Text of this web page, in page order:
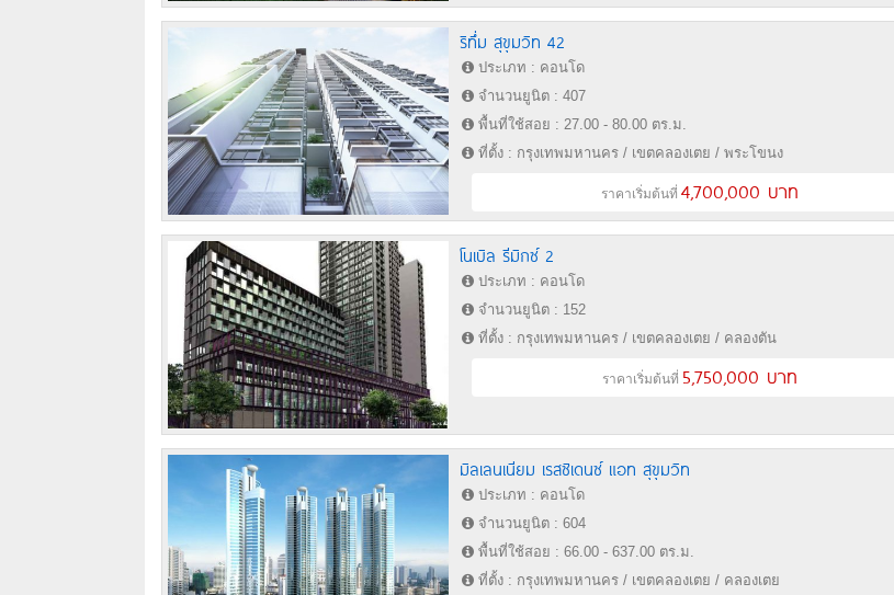
ริทึ่ม สุขุมวิท 42
ประเภท : คอนโด
จำนวนยูนิต : 407
พื้นที่ใช้สอย : 27.00 - 80.00 ตร.ม.
ที่ตั้ง : กรุงเทพมหานคร / เขตคลองเตย / พระโขนง
ราคาเริ่มต้นที่4,700,000 บาท
โนเบิล รีมิกซ์ 2
ประเภท : คอนโด
จำนวนยูนิต : 152
ที่ตั้ง : กรุงเทพมหานคร / เขตคลองเตย / คลองตัน
ราคาเริ่มต้นที่ 5,750,000 บาท
มิลเลนเนียม เรสซิเดนซ์ แอท สุขุมวิท
ประเภท : คอนโด
จำนวนยูนิต : 604
พื้นที่ใช้สอย : 66.00 - 637.00 ตร.ม.
ที่ตั้ง : กรุงเทพมหานคร / เขตคลองเตย / คลองเตย